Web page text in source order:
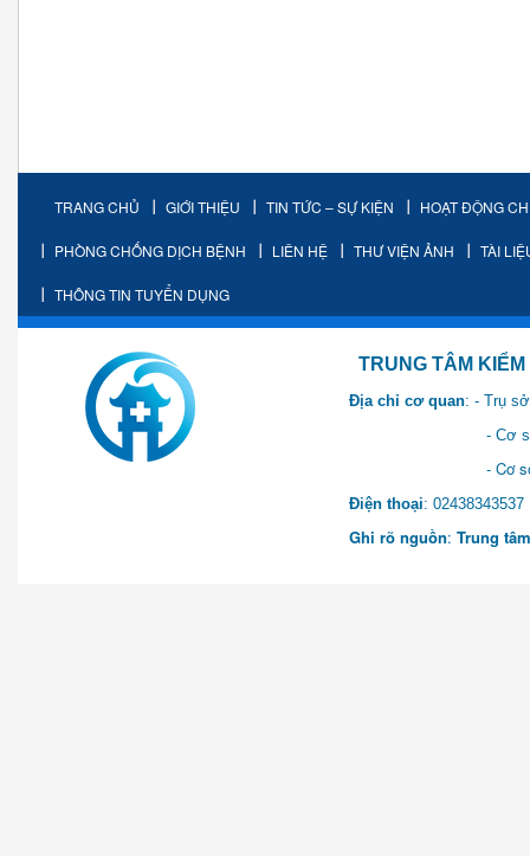
TRANG CHỦ GIỚI THIỆU TIN TỨC – SỰ KIỆN HOẠT ĐỘNG
PHÒNG CHỐNG DỊCH BỆNH LIÊN HỆ THƯ VIỆN ẢNH TÀI
THÔNG TIN TUYỂN DỤNG
TRUNG TÂM KIỂM SOÁT
Địa chỉ cơ quan: - Trụ
- Cơ sở 2: Khu Hành
- Cơ sở 3: Số 1 Ngõ 2
Điện thoại:
Ghi rõ nguồn: Trung